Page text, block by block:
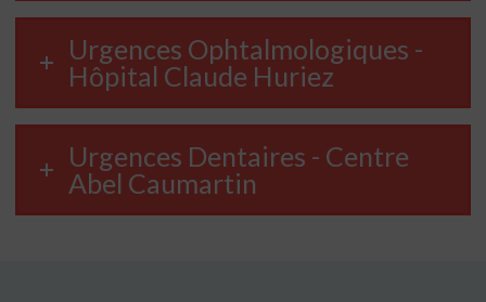
Urgences Ophtalmologiques -
Hôpital Claude Huriez
Urgences Dentaires - Centre
Abel Caumartin